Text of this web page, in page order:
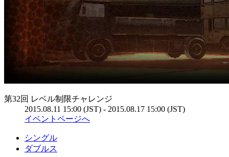
第32回 レベル制限チャレンジ
2015.08.11 15:00 (JST) - 2015.08.17 15:00 (JST)
イベントページへ
シングル
ダブルス